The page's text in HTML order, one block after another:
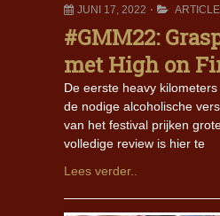
JUNI 17, 2022
#GMM22:
met High on
De eerste heavy
de nodige alcoholische
van het festival prijken
volledige review is hier te
Lees verder..